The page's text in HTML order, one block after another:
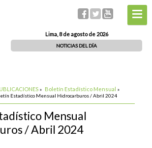
Lima, 8 de agosto de 2026
NOTICIAS DEL DÍA
» Boletín Estadístico Mensual »
Estadístico Mensual Hidrocarburos / Abril 2024
Mensual
/ Abril 2024